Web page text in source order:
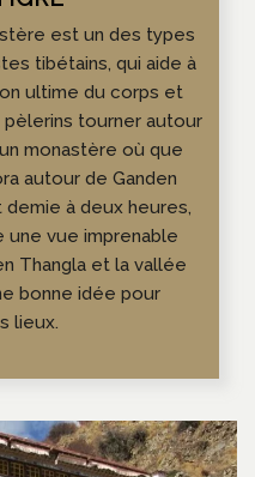
est un des types
tibétains, qui aide à
ultime du corps et
pèlerins tourner autour
monastère où que
autour de Ganden
à deux heures,
une vue imprenable
Thangla et la vallée
bonne idée pour
lieux.